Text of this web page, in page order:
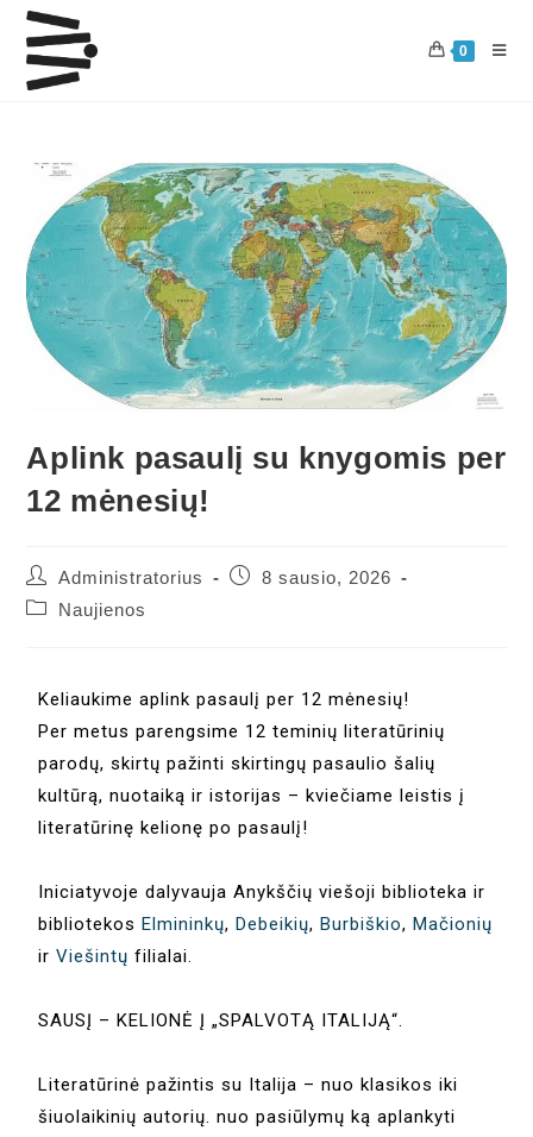
0
Aplink pasaulį su knygomis per
12 mėnesių!
Administratorius
8 sausio, 2026
Naujienos
Keliaukime aplink pasaulį per 12 mėnesių!
Per metus parengsime 12 teminių literatūrinių
parodų, skirtų pažinti skirtingų pasaulio šalių
kultūrą, nuotaiką ir istorijas – kviečiame leistis į
literatūrinę kelionę po pasaulį!
Iniciatyvoje dalyvauja Anykščių viešoji biblioteka ir
bibliotekosElmininkų,Debeikių,Burbiškio,Mačionių
irViešintų filialai.
SAUSĮ – KELIONĖ Į „SPALVOTĄ ITALIJĄ“.
Literatūrinė pažintis su Italija – nuo klasikos iki
šiuolaikinių autorių. nuo pasiūlymų ką aplankyti